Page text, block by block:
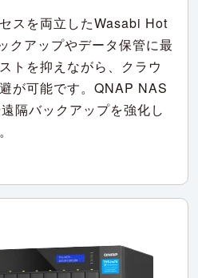
スを両立したWasabi Hot
クアップやデータ保管に最
トを抑えながら、クラウ
が可能です。QNAP NAS
隔バックアップを強化し